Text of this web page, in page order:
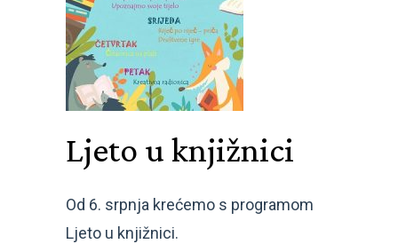
Ljeto u knjižnici
Od 6. srpnja krećemo s programom
Ljeto u knjižnici.